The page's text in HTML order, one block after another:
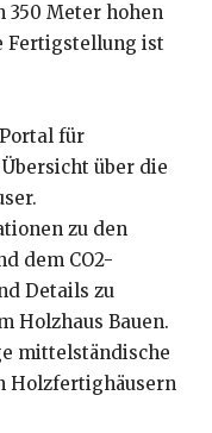
350 Meter hohen
Fertigstellung ist
für
über die
zu den
dem CO2-
Details zu
Holzhaus Bauen.
mittelständische
Holzfertighäusern